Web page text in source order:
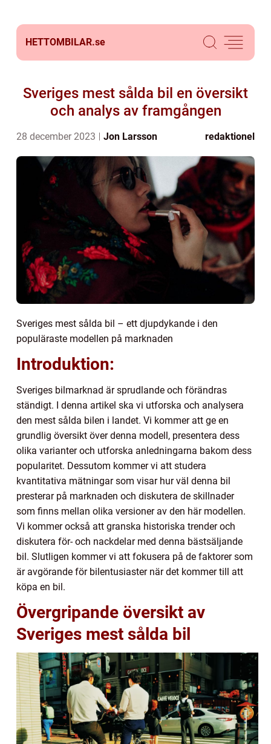
HETTOMBILAR.se
Sveriges mest sålda bil en översikt
och analys av framgången
28 december 2023 Jon Larsson redaktionel
Sveriges mest sålda bil – ett djupdykande i den
populäraste modellen på marknaden
Introduktion:
Sveriges bilmarknad är sprudlande och förändras
ständigt. I denna artikel ska vi utforska och analysera
den mest sålda bilen i landet. Vi kommer att ge en
grundlig översikt över denna modell, presentera dess
olika varianter och utforska anledningarna bakom dess
popularitet. Dessutom kommer vi att studera
kvantitativa mätningar som visar hur väl denna bil
presterar på marknaden och diskutera de skillnader
som finns mellan olika versioner av den här modellen.
Vi kommer också att granska historiska trender och
diskutera för- och nackdelar med denna bästsäljande
bil. Slutligen kommer vi att fokusera på de faktorer som
är avgörande för bilentusiaster när det kommer till att
köpa en bil.
Övergripande översikt av
Sveriges mest sålda bil